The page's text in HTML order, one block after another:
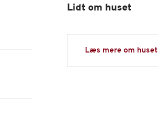
Lidt om huset
Læs mere om huset